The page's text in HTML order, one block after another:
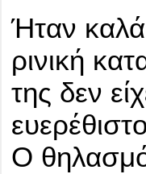
Ήταν καλά
ρινική
της δεν
Ο